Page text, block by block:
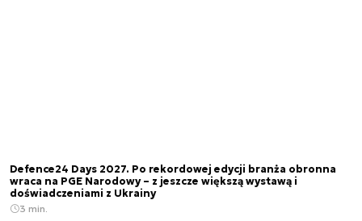
Defence24 Days 2027. Po rekordowej edycji branża obronna
wraca na PGE Narodowy – z jeszcze większą wystawą i
doświadczeniami z Ukrainy
3 min.